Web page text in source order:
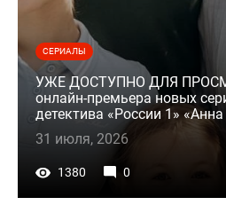
СЕРИАЛЫ
УЖЕ ДОСТУПНО ДЛЯ
онлайн-премьера новых
детектива «России 1»
31 июля, 2026
1380 0